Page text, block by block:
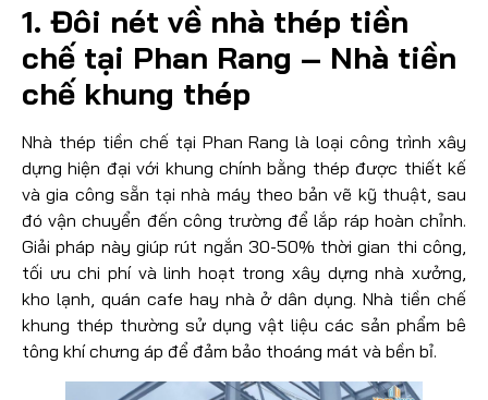
1. Đôi nét về nhà thép tiền
chế tại Phan Rang – Nhà tiền
chế khung thép
Nhà thép tiền chế tại Phan Rang là loại công trình xây
dựng hiện đại với khung chính bằng thép được thiết kế
và gia công sẵn tại nhà máy theo bản vẽ kỹ thuật, sau
đó vận chuyển đến công trường để lắp ráp hoàn chỉnh.
Giải pháp này giúp rút ngắn 30-50% thời gian thi công,
tối ưu chi phí và linh hoạt trong xây dựng nhà xưởng,
kho lạnh, quán cafe hay nhà ở dân dụng. Nhà tiền chế
khung thép thường sử dụng vật liệu các sản phẩm bê
tông khí chưng áp để đảm bảo thoáng mát và bền bỉ.